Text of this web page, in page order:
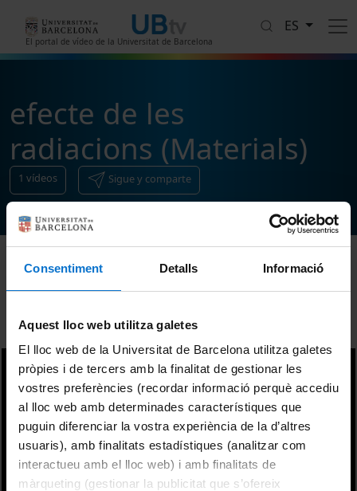
Consentiment Detalls Informació
Aquest lloc web utilitza galetes
El lloc web de la Universitat de Barcelona utilitza galetes
pròpies i de tercers amb la finalitat de gestionar les
vostres preferències (recordar informació perquè accediu
al lloc web amb determinades característiques que
puguin diferenciar la vostra experiència de la d’altres
usuaris), amb finalitats estadístiques (analitzar com
interactueu amb el lloc web) i amb finalitats de
màrqueting (gestionar la publicitat que s’ofereix
El portal de vídeo de la Universitat de Barcelona
ES
efecte de les
radiacions (Materials)
1 vídeos Sigue y comparte